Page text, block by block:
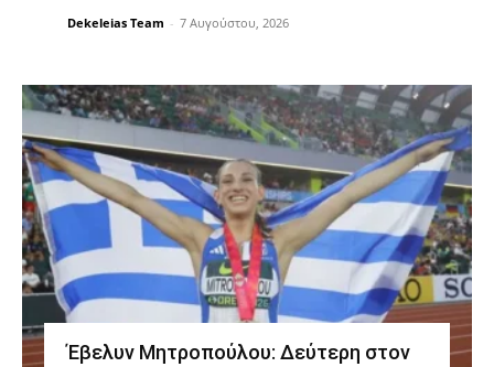
Dekeleias Team - 7 Αυγούστου, 2026
Έβελυν Μητροπούλου: Δεύτερη στον